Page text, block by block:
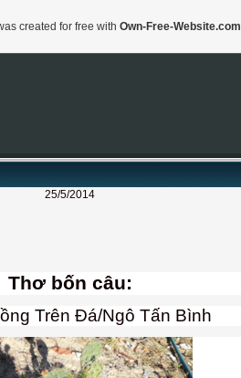
25/5/2014
Thơ bốn câu:
Trên Đá/Ngô Tấn Bình
created for free with Own-Free-Website.com